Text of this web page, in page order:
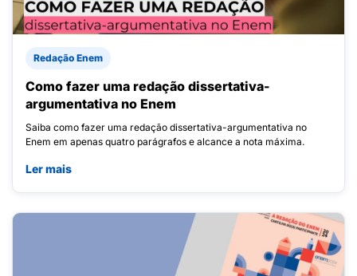
Redação Enem
Como fazer uma redação dissertativa-
argumentativa no Enem
Saiba como fazer uma redação dissertativa-argumentativa no
Enem em apenas quatro parágrafos e alcance a nota máxima.
Ler mais